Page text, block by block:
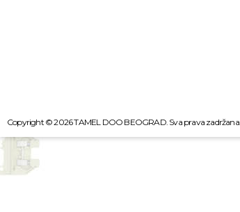
Copyright © 2026 TAMEL DOO BEOGRAD. Sva prava zadržana.